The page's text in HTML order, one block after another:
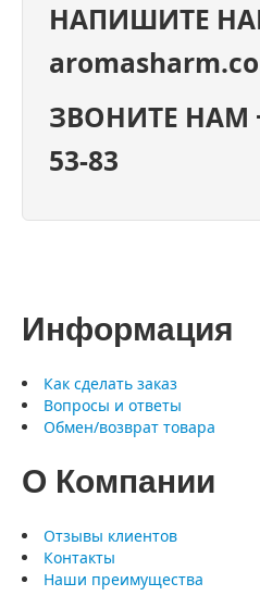
НАПИШИТЕ
ЗВОНИТЕ НАМ
53-83
Информация
Как сделать заказ
Вопросы и ответы
Обмен/возврат товара
О Компании
Отзывы клиентов
Контакты
Наши преимущества